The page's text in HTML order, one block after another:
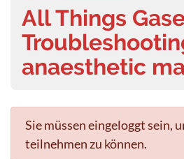
All Things
anaesthetic
Sie müssen eingeloggt sein,
teilnehmen zu können.